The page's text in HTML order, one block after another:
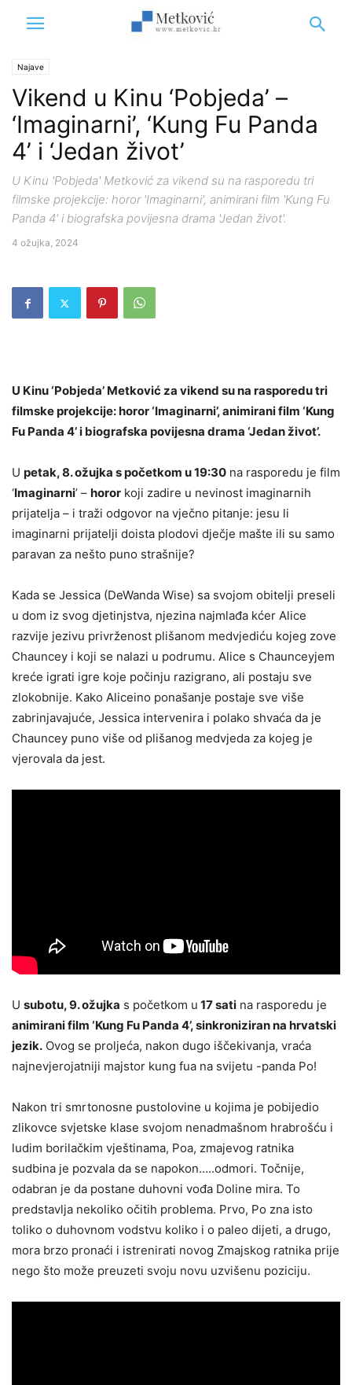
Najave
Vikend u Kinu ‘Pobjeda’ –
‘Imaginarni’, ‘Kung Fu Panda
4’ i ‘Jedan život’
U Kinu 'Pobjeda' Metković za vikend su na rasporedu tri
filmske projekcije: horor 'Imaginarni', animirani film 'Kung Fu
Panda 4' i biografska povijesna drama 'Jedan život'.
4 ožujka, 2024
U Kinu ‘Pobjeda’ Metković za vikend su na rasporedu tri
filmske projekcije: horor ‘Imaginarni’, animirani film ‘Kung
Fu Panda 4’ i biografska povijesna drama ‘Jedan život’.
U petak, 8. ožujka s početkom u 19:30 na rasporedu je film
‘Imaginarni’ – horor koji zadire u nevinost imaginarnih
prijatelja – i traži odgovor na vječno pitanje: jesu li
imaginarni prijatelji doista plodovi dječje mašte ili su samo
paravan za nešto puno strašnije?
Kada se Jessica (DeWanda Wise) sa svojom obitelji preseli
u dom iz svog djetinjstva, njezina najmlađa kćer Alice
razvije jezivu privrženost plišanom medvjediću kojeg zove
Chauncey i koji se nalazi u podrumu. Alice s Chaunceyjem
kreće igrati igre koje počinju razigrano, ali postaju sve
zlokobnije. Kako Aliceino ponašanje postaje sve više
zabrinjavajuće, Jessica intervenira i polako shvaća da je
Chauncey puno više od plišanog medvjeda za kojeg je
vjerovala da jest.
U subotu, 9. ožujka s početkom u 17 sati na rasporedu je
animirani film ‘Kung Fu Panda 4’, sinkroniziran na hrvatski
jezik. Ovog se proljeća, nakon dugo iščekivanja, vraća
najnevjerojatniji majstor kung fua na svijetu -panda Po!
Nakon tri smrtonosne pustolovine u kojima je pobijedio
zlikovce svjetske klase svojom nenadmašnom hrabrošću i
ludim borilačkim vještinama, Poa, zmajevog ratnika
sudbina je pozvala da se napokon…..odmori. Točnije,
odabran je da postane duhovni vođa Doline mira. To
predstavlja nekoliko očitih problema. Prvo, Po zna isto
toliko o duhovnom vodstvu koliko i o paleo dijeti, a drugo,
mora brzo pronaći i istrenirati novog Zmajskog ratnika prije
nego što može preuzeti svoju novu uzvišenu poziciju.